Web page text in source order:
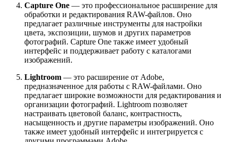
Capture One — это профессиональное расширение для
обработки и редактирования RAW-файлов. Оно
предлагает различные инструменты для настройки
цвета, экспозиции, шумов и других параметров
фотографий. Capture One также имеет удобный
интерфейс и поддерживает работу с каталогами
изображений.
Lightroom — это расширение от Adobe,
предназначенное для работы с RAW-файлами. Оно
предлагает широкие возможности для редактирования и
организации фотографий. Lightroom позволяет
настраивать цветовой баланс, контрастность,
насыщенность и другие параметры изображений. Оно
также имеет удобный интерфейс и интегрируется с